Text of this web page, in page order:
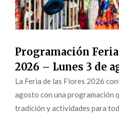
Programación
2026 – Lunes 3 de
La Feria de las Flores 2026
agosto con una programación
tradición y actividades para